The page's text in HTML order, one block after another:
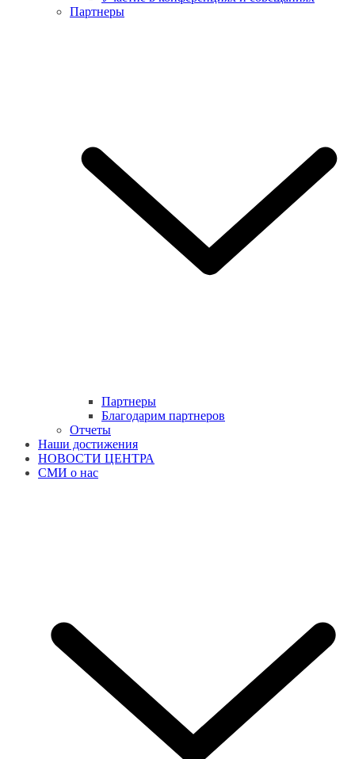
Партнеры
Партнеры
Благодарим партнеров
Отчеты
Наши достижения
НОВОСТИ ЦЕНТРА
СМИ о нас